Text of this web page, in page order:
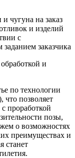
и чугуна на заказ
и изделий
с
заказчика
и
по технологии
позволяет
проработкой
позы,
о возможностях
преимуществах и
станет